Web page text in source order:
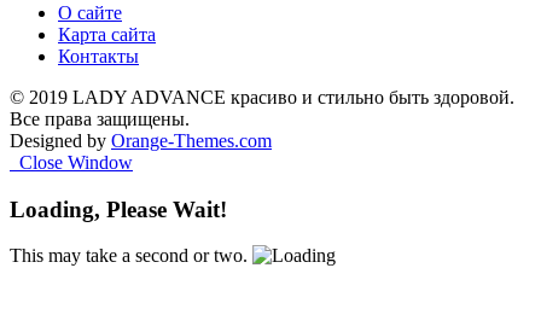
О сайте
Карта сайта
Контакты
© 2019 LADY ADVANCE красиво и стильно быть здоровой.
Все права защищены.
Designed by Orange-Themes.com
Close Window
Loading, Please Wait!
This may take a second or two.